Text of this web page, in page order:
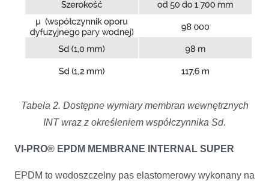
Tabela 2. Dostępne wymiary membran wewnętrznych
INT wraz z określeniem współczynnika Sd.
VI-PRO® EPDM MEMBRANE INTERNAL SUPER
EPDM to wodoszczelny pas elastomerowy wykonany na